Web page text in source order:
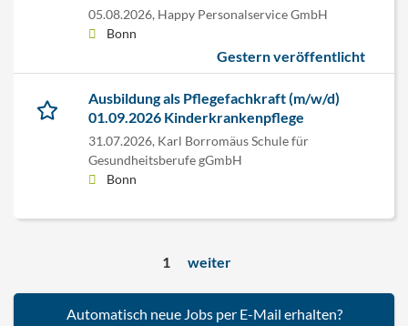
05.08.2026, Happy Personalservice GmbH
Bonn
Gestern veröffentlicht
Ausbildung als Pflegefachkraft (m/w/d)
01.09.2026 Kinderkrankenpflege
31.07.2026, Karl Borromäus Schule für
Gesundheitsberufe gGmbH
Bonn
1 weiter
Automatisch neue Jobs per E-Mail erhalten?